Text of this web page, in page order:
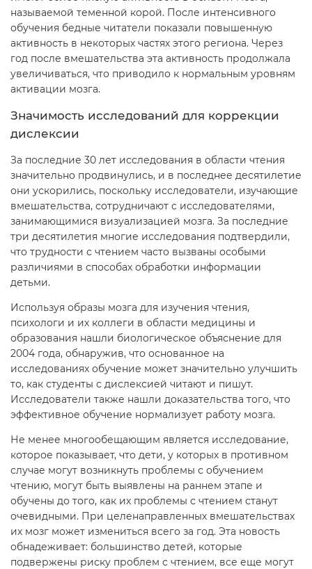
называемой теменной корой. После интенсивного
обучения бедные читатели показали повышенную
активность в некоторых частях этого региона. Через
год после вмешательства эта активность продолжала
увеличиваться, что приводило к нормальным уровням
активации мозга.
Значимость исследований для коррекции
дислексии
За последние 30 лет исследования в области чтения
значительно продвинулись, и в последнее десятилетие
они ускорились, поскольку исследователи, изучающие
вмешательства, сотрудничают с исследователями,
занимающимися визуализацией мозга. За последние
три десятилетия многие исследования подтвердили,
что трудности с чтением часто вызваны особыми
различиями в способах обработки информации
детьми.
Используя образы мозга для изучения чтения,
психологи и их коллеги в области медицины и
образования нашли биологическое объяснение для
2004 года, обнаружив, что основанное на
исследованиях обучение может значительно улучшить
то, как студенты с дислексией читают и пишут.
Исследователи также нашли доказательства того, что
эффективное обучение нормализует работу мозга.
Не менее многообещающим является исследование,
которое показывает, что дети, у которых в противном
случае могут возникнуть проблемы с обучением
чтению, могут быть выявлены на раннем этапе и
обучены до того, как их проблемы с чтением станут
очевидными. При целенаправленных вмешательствах
их мозг может измениться всего за год. Эта новость
обнадеживает: большинство детей, которые
подвержены риску проблем с чтением, все еще могут